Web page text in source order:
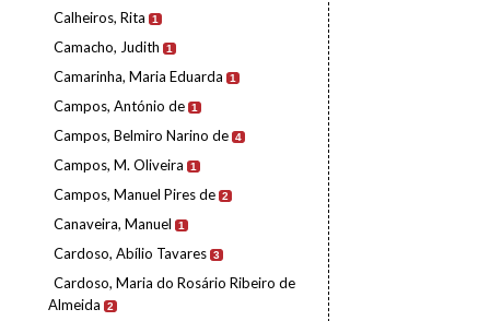
Calheiros, Rita 1
Camacho, Judith 1
Camarinha, Maria Eduarda 1
Campos, António de 1
Campos, Belmiro Narino de 4
Campos, M. Oliveira 1
Campos, Manuel Pires de 2
Canaveira, Manuel 1
Cardoso, Abílio Tavares 3
Cardoso, Maria do Rosário Ribeiro de
Almeida
2